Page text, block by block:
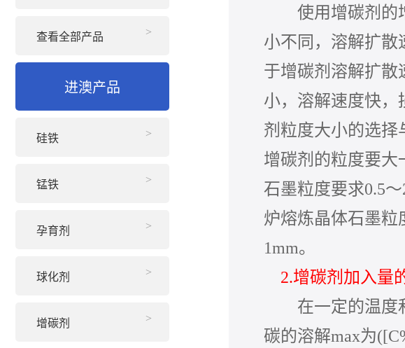
查看全部产品
进澳产品
硅铁
锰铁
孕育剂
球化剂
增碳剂
使用增碳剂的增
小不同，溶解扩散
于增碳剂溶解扩散
小，溶解速度快，
剂粒度大小的选择
增碳剂的粒度要大
石墨粒度要求0.5
炉熔炼晶体石墨粒
1mm。
2.增碳剂加入量
在一定的温度和
碳的溶解max为